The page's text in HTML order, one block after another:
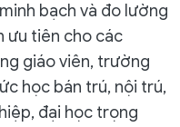
bạch và đo lường
ưu tiên cho các
giáo viên, trường
học bán trú, nội trú,
đại học trọng